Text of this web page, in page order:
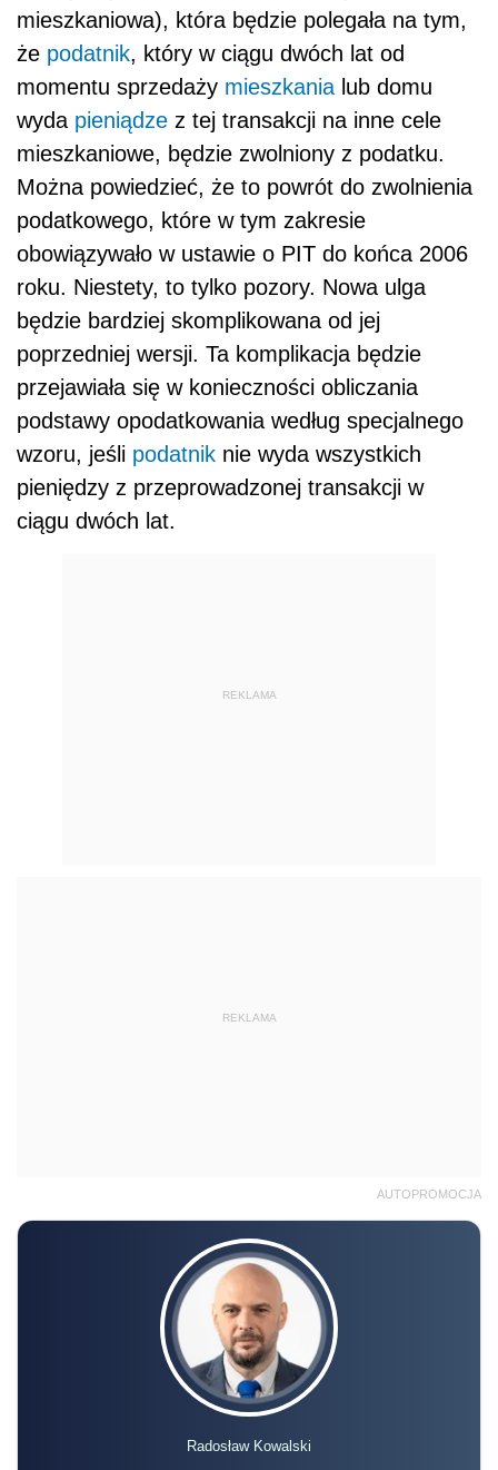
mieszkaniowa), która będzie polegała na tym,
że podatnik, który w ciągu dwóch lat od
momentu sprzedaży mieszkania lub domu
wyda pieniądze z tej transakcji na inne cele
mieszkaniowe, będzie zwolniony z podatku.
Można powiedzieć, że to powrót do zwolnienia
podatkowego, które w tym zakresie
obowiązywało w ustawie o PIT do końca 2006
roku. Niestety, to tylko pozory. Nowa ulga
będzie bardziej skomplikowana od jej
poprzedniej wersji. Ta komplikacja będzie
przejawiała się w konieczności obliczania
podstawy opodatkowania według specjalnego
wzoru, jeśli podatnik nie wyda wszystkich
pieniędzy z przeprowadzonej transakcji w
ciągu dwóch lat.
REKLAMA
REKLAMA
AUTOPROMOCJA
Radosław Kowalski